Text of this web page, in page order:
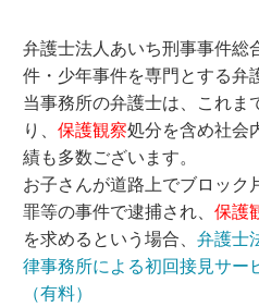
弁護士法人あいち刑事事件総
件・少年事件を専門とする弁
当事務所の弁護士は、これま
り、保護観察処分を含め社会
績も多数ございます。
お子さんが道路上でブロック
罪等の事件で逮捕され、保護
を求めるという場合、弁護士
律事務所による初回接見サー
（有料）